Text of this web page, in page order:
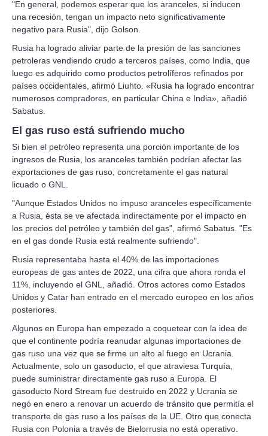
"En general, podemos esperar que los aranceles, si inducen
una recesión, tengan un impacto neto significativamente
negativo para Rusia", dijo Golson.
Rusia ha logrado aliviar parte de la presión de las sanciones
petroleras vendiendo crudo a terceros países, como India, que
luego es adquirido como productos petrolíferos refinados por
países occidentales, afirmó Liuhto. «Rusia ha logrado encontrar
numerosos compradores, en particular China e India», añadió
Sabatus.
El gas ruso está sufriendo mucho
Si bien el petróleo representa una porción importante de los
ingresos de Rusia, los aranceles también podrían afectar las
exportaciones de gas ruso, concretamente el gas natural
licuado o GNL.
"Aunque Estados Unidos no impuso aranceles específicamente
a Rusia, ésta se ve afectada indirectamente por el impacto en
los precios del petróleo y también del gas", afirmó Sabatus. "Es
en el gas donde Rusia está realmente sufriendo".
Rusia representaba hasta el 40% de las importaciones
europeas de gas antes de 2022, una cifra que ahora ronda el
11%, incluyendo el GNL, añadió. Otros actores como Estados
Unidos y Catar han entrado en el mercado europeo en los años
posteriores.
Algunos en Europa han empezado a coquetear con la idea de
que el continente podría reanudar algunas importaciones de
gas ruso una vez que se firme un alto al fuego en Ucrania.
Actualmente, solo un gasoducto, el que atraviesa Turquía,
puede suministrar directamente gas ruso a Europa. El
gasoducto Nord Stream fue destruido en 2022 y Ucrania se
negó en enero a renovar un acuerdo de tránsito que permitía el
transporte de gas ruso a los países de la UE. Otro que conecta
Rusia con Polonia a través de Bielorrusia no está operativo.